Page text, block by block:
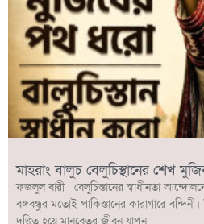
মাহরাং বালুচ বেলুচিস্থানের শেখ
ফজলুল বারী বেলুচিস্তানের স্বাধীনতা
বঙ্গবন্ধুর মতোই পাকিস্তানের কারাগারে